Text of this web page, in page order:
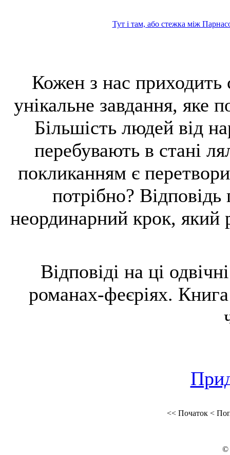
Тут і там, або стежка між
Кожен з нас
унікальне завдання, яке
Більшість людей від
перебувають в стані
покликанням є
потрібно?
неординарний крок, який
Відповіді на ці
романах-феєріях.
<< Початок<
©